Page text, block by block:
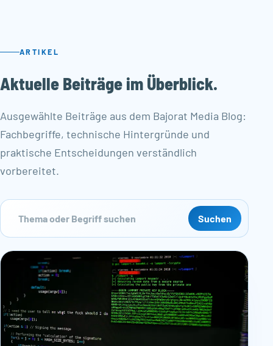
ARTIKEL
Aktuelle Beiträge im Überblick.
Ausgewählte Beiträge aus dem Bajorat Media Blog:
Fachbegriffe, technische Hintergründe und
praktische Entscheidungen verständlich
vorbereitet.
Blog durchsuchen
Suchen